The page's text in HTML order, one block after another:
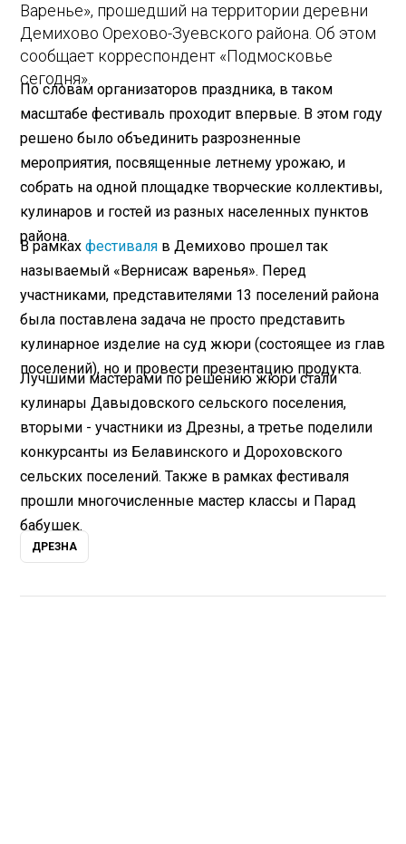
Варенье», прошедший на территории деревни
Демихово Орехово-Зуевского района. Об этом
сообщает корреспондент «Подмосковье
сегодня».
По словам организаторов праздника, в таком
масштабе фестиваль проходит впервые. В этом году
решено было объединить разрозненные
мероприятия, посвященные летнему урожаю, и
собрать на одной площадке творческие коллективы,
кулинаров и гостей из разных населенных пунктов
района.
В рамкахфестиваля в Демихово прошел так
называемый «Вернисаж варенья». Перед
участниками, представителями 13 поселений района
была поставлена задача не просто представить
кулинарное изделие на суд жюри (состоящее из глав
поселений), но и провести презентацию продукта.
Лучшими мастерами по решению жюри стали
кулинары Давыдовского сельского поселения,
вторыми - участники из Дрезны, а третье поделили
конкурсанты из Белавинского и Дороховского
сельских поселений. Также в рамках фестиваля
прошли многочисленные мастер классы и Парад
бабушек.
ДРЕЗНА